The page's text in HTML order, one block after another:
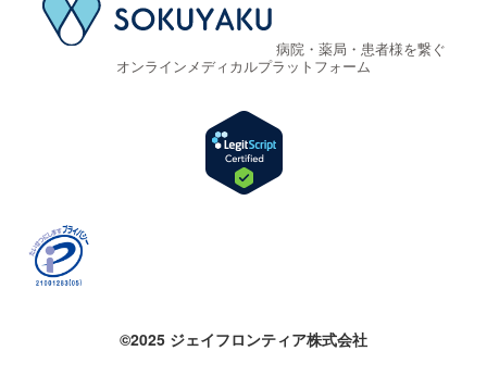
病院・薬局・患者様を繋ぐ
オンラインメディカルプラットフォーム
©2025 ジェイフロンティア株式会社